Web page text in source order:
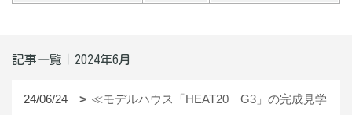
記事一覧｜2024年6月
24/06/24
≪モデルハウス「HEAT20 G3」の完成見学